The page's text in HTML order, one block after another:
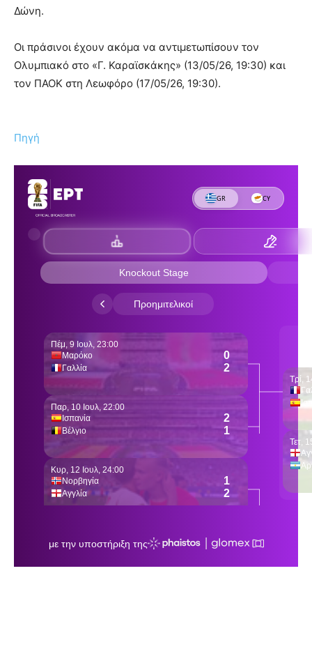
Δώνη.
Οι πράσινοι έχουν ακόμα να αντιμετωπίσουν τον
Ολυμπιακό στο «Γ. Καραϊσκάκης» (13/05/26, 19:30) και
τον ΠΑΟΚ στη Λεωφόρο (17/05/26, 19:30).
Πηγή